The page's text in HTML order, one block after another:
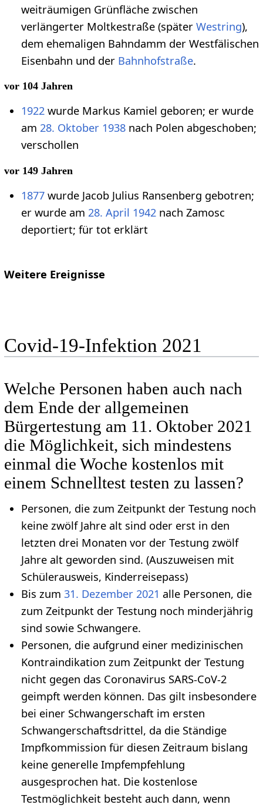
weiträumigen Grünfläche zwischen
verlängerter Moltkestraße (später Westring),
dem ehemaligen Bahndamm der Westfälischen
Eisenbahn und der Bahnhofstraße.
vor 104 Jahren
1922 wurde Markus Kamiel geboren; er wurde
am 28. Oktober 1938 nach Polen abgeschoben;
verschollen
vor 149 Jahren
1877 wurde Jacob Julius Ransenberg gebotren;
er wurde am 28. April 1942 nach Zamosc
deportiert; für tot erklärt
Weitere Ereignisse
Covid-19-Infektion 2021
Welche Personen haben auch nach
dem Ende der allgemeinen
Bürgertestung am 11. Oktober 2021
die Möglichkeit, sich mindestens
einmal die Woche kostenlos mit
einem Schnelltest testen zu lassen?
Personen, die zum Zeitpunkt der Testung noch
keine zwölf Jahre alt sind oder erst in den
letzten drei Monaten vor der Testung zwölf
Jahre alt geworden sind. (Auszuweisen mit
Schülerausweis, Kinderreisepass)
Bis zum 31. Dezember 2021 alle Personen, die
zum Zeitpunkt der Testung noch minderjährig
sind sowie Schwangere.
Personen, die aufgrund einer medizinischen
Kontraindikation zum Zeitpunkt der Testung
nicht gegen das Coronavirus SARS-CoV-2
geimpft werden können. Das gilt insbesondere
bei einer Schwangerschaft im ersten
Schwangerschaftsdrittel, da die Ständige
Impfkommission für diesen Zeitraum bislang
keine generelle Impfempfehlung
ausgesprochen hat. Die kostenlose
Testmöglichkeit besteht auch dann, wenn